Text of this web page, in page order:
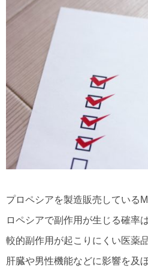
プロペシアを製造販売している
ロペシアで副作用が生じる確率
較的副作用が起こりにくい医薬
肝臓や男性機能などに影響を及